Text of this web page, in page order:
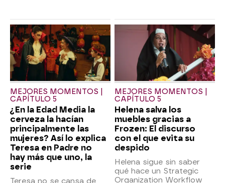
MEJORES MOMENTOS |
CAPÍTULO 5
¿En la Edad Media la
cerveza la hacían
principalmente las
mujeres? Así lo explica
Teresa en Padre no
hay más que uno, la
serie
Teresa no se cansa de
MEJORES MOMENTOS |
CAPÍTULO 5
Helena salva los
muebles gracias a
Frozen: El discurso
con el que evita su
despido
Helena sigue sin saber
qué hace un Strategic
Organization Workflow